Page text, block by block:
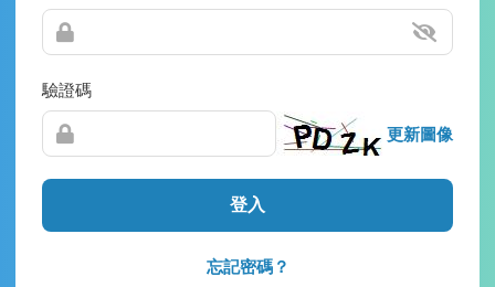
驗證碼
更新圖像
登入
忘記密碼？